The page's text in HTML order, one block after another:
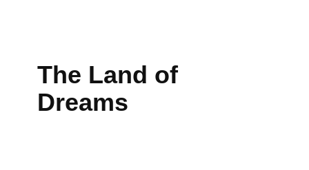
The Land of
Dreams